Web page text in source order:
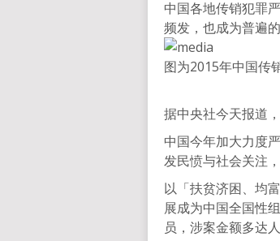
中国各地传销犯罪
频发，也成为普遍
图为2015年中国传
据中央社今天报道
中国今年加大力度
发民愤与社会关注
以「扶贫济困、均
展成为中国全国性
员，涉案金额多达